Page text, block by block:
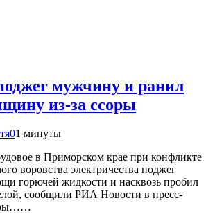
мужчину и ранил
из-за ссоры
01 минуты
в Приморском крае при конфликте
воровства электричества поджег
горючей жидкости и насквозь пробил
сообщили РИА Новости в пресс-